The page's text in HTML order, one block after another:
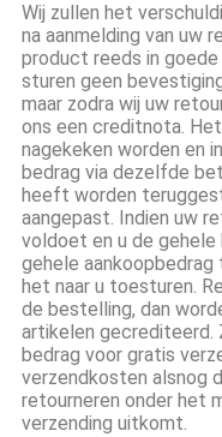
Wij zullen het
na aanmelding van uw
product reeds in
sturen geen
maar zodra wij uw
ons een creditnota.
nagekeken worden en
bedrag via dezelfde
heeft worden
aangepast. Indien uw
voldoet en u de
gehele
het naar u toesturen.
de bestelling, dan
artikelen gecrediteerd.
bedrag voor gratis
verzendkosten alsnog
retourneren onder het
verzending uitkomt.